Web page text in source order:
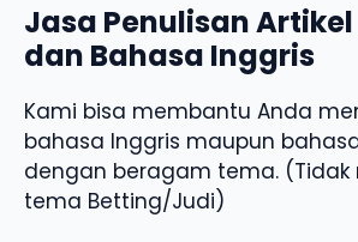
Jasa Penulisan
dan Bahasa Inggris
Kami bisa membantu Anda
bahasa Inggris maupun
dengan beragam tema. (Tidak
tema Betting/Judi)